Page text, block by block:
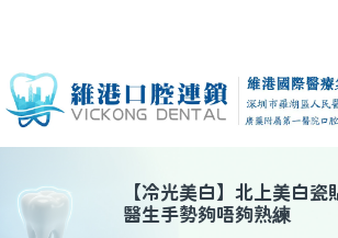
【冷光美白】 北上美白瓷
醫生手勢夠唔夠熟練